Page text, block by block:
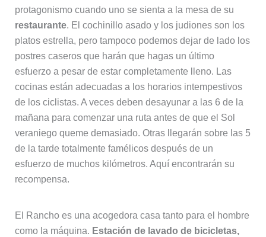
protagonismo cuando uno se sienta a la mesa de su
restaurante. El cochinillo asado y los judiones son los
platos estrella, pero tampoco podemos dejar de lado los
postres caseros que harán que hagas un último
esfuerzo a pesar de estar completamente lleno. Las
cocinas están adecuadas a los horarios intempestivos
de los ciclistas. A veces deben desayunar a las 6 de la
mañana para comenzar una ruta antes de que el Sol
veraniego queme demasiado. Otras llegarán sobre las 5
de la tarde totalmente famélicos después de un
esfuerzo de muchos kilómetros. Aquí encontrarán su
recompensa.
El Rancho es una acogedora casa tanto para el hombre
como la máquina. Estación de lavado de bicicletas,